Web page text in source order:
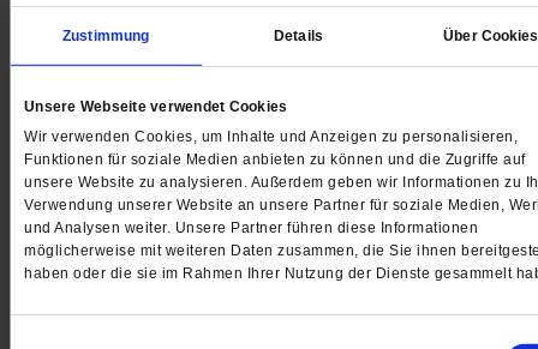
Zustimmung Details Über Cookies
Unsere Webseite verwendet Cookies
Wir verwenden Cookies, um Inhalte und Anzeigen zu personalisieren,
Funktionen für soziale Medien anbieten zu können und die Zugriffe auf
unsere Website zu analysieren. Außerdem geben wir Informationen zu
Verwendung unserer Website an unsere Partner für soziale Medien,
und Analysen weiter. Unsere Partner führen diese Informationen
möglicherweise mit weiteren Daten zusammen, die Sie ihnen
haben oder die sie im Rahmen Ihrer Nutzung der Dienste gesammelt
Gasbohrung vor Borkum